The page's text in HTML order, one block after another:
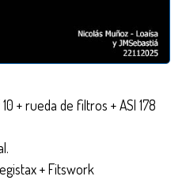
+ rueda de filtros + ASI 178
+ Fitswork